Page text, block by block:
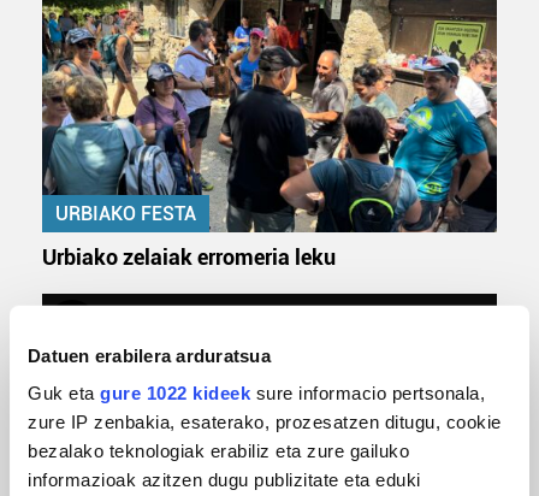
Datuen erabilera arduratsua
Guk eta gure 1022 kideek sure informacio pertsonala,
zure IP zenbakia, esaterako, prozesatzen ditugu, cookie
bezalako teknologiak erabiliz eta zure gailuko
informazioak azitzen dugu publizitate eta eduki
URBIAKO FESTA
Urbiako zelaiak erromeria leku